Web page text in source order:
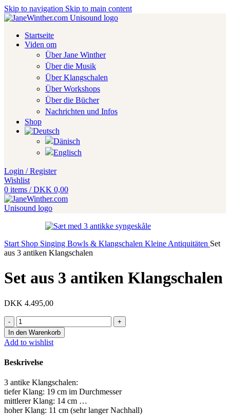
Skip to navigation Skip to main content
Startseite
Viden om
Über Jane Winther
Über die Musik
Über Klangschalen
Über Workshops
Über die Bücher
Nachrichten und Infos
Shop
Login / Register
Wishlist
0 items / DKK 0,00
Start Shop Singing Bowls & Klangschalen Kleine Antiquitäten Set
aus 3 antiken Klangschalen
Set aus 3 antiken Klangschalen
DKK 4.495,00
Set
aus
3
antiken
Klangschalen
Menge
In den Warenkorb
Add to wishlist
Beskrivelse
3 antike Klangschalen:
tiefer Klang: 19 cm im Durchmesser
mittlerer Klang: 14 cm …
hoher Klang: 11 cm (sehr langer Nachhall)